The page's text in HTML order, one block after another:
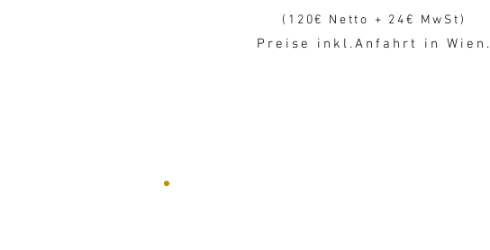
(120€ Netto + 24€ MwSt)
Preise inkl.Anfahrt in Wien.